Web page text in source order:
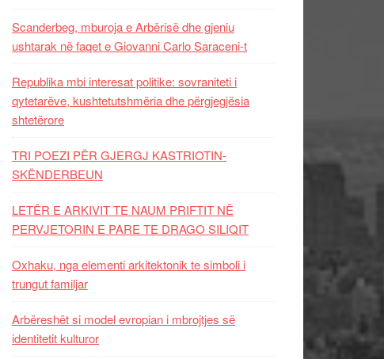
Scanderbeg, mburoja e Arbërisë dhe gjeniu
ushtarak në faqet e Giovanni Carlo Saraceni-t
Republika mbi interesat politike: sovraniteti i
qytetarëve, kushtetutshmëria dhe përgjegjësia
shtetërore
TRI POEZI PËR GJERGJ KASTRIOTIN-
SKËNDERBEUN
LETËR E ARKIVIT TE NAUM PRIFTIT NË
PERVJETORIN E PARE TE DRAGO SILIQIT
Oxhaku, nga elementi arkitektonik te simboli i
trungut familjar
Arbëreshët si model evropian i mbrojtjes së
identitetit kulturor